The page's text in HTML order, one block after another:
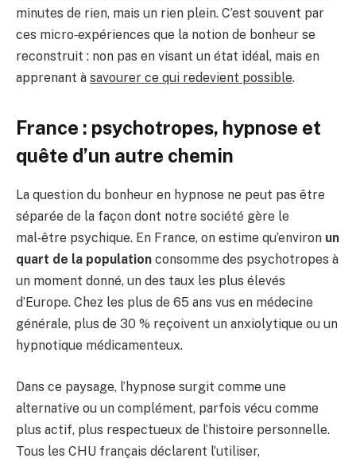
minutes de rien, mais un rien plein. C’est souvent par
ces micro‑expériences que la notion de bonheur se
reconstruit : non pas en visant un état idéal, mais en
apprenant à savourer ce qui redevient possible.
France : psychotropes, hypnose et
quête d’un autre chemin
La question du bonheur en hypnose ne peut pas être
séparée de la façon dont notre société gère le
mal‑être psychique. En France, on estime qu’environ un
quart de la population consomme des psychotropes à
un moment donné, un des taux les plus élevés
d’Europe. Chez les plus de 65 ans vus en médecine
générale, plus de 30 % reçoivent un anxiolytique ou un
hypnotique médicamenteux.
Dans ce paysage, l’hypnose surgit comme une
alternative ou un complément, parfois vécu comme
plus actif, plus respectueux de l’histoire personnelle.
Tous les CHU français déclarent l’utiliser,